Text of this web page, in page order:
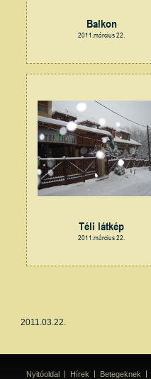
Balkon
2011.március 22.
Téli látkép
2011.március 22.
2011.03.22.
Nyitóoldal Hírek Betegeknek